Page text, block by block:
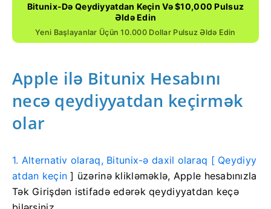
Bitunix-Də Qeydiyyatdan Keçin Və $10,000 Pulsuz
Əldə Edin
Yeni Başlayanlar Üçün 10.000 Dollar Pulsuz Əldə Edin
Apple ilə Bitunix Hesabını
necə qeydiyyatdan keçirmək
olar
1. Alternativ olaraq, Bitunix-ə daxil olaraq [ Qeydiyy
atdan keçin ] üzərinə klikləməklə, Apple hesabınızla
Tək Girişdən istifadə edərək qeydiyyatdan keçə